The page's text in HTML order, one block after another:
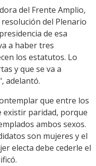
Linkdel Frente Amplio,
del Plenario
de esa
a haber tres
los estatutos. Lo
y que se va a
adelantó.
que entre los
existir paridad, porque
ambos sexos.
son mujeres y el
electa debe cederle el